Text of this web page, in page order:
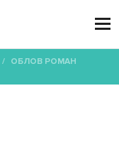

/ ОБЛОВ РОМАН